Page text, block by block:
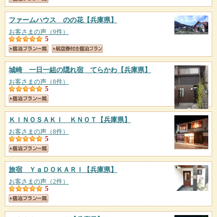
ファームハウス のの花【兵庫県】
お客さまの声（9件）
5
城崎 一日一組の隠れ宿 てらかわ 【兵庫県】
お客さまの声（8件）
5
ＫＩＮＯＳＡＫＩ ＫＮＯＴ 【兵庫県】
お客さまの声（8件）
5
旅宿 ＹａＤＯＫＡＲＩ 【兵庫県】
お客さまの声（2件）
5